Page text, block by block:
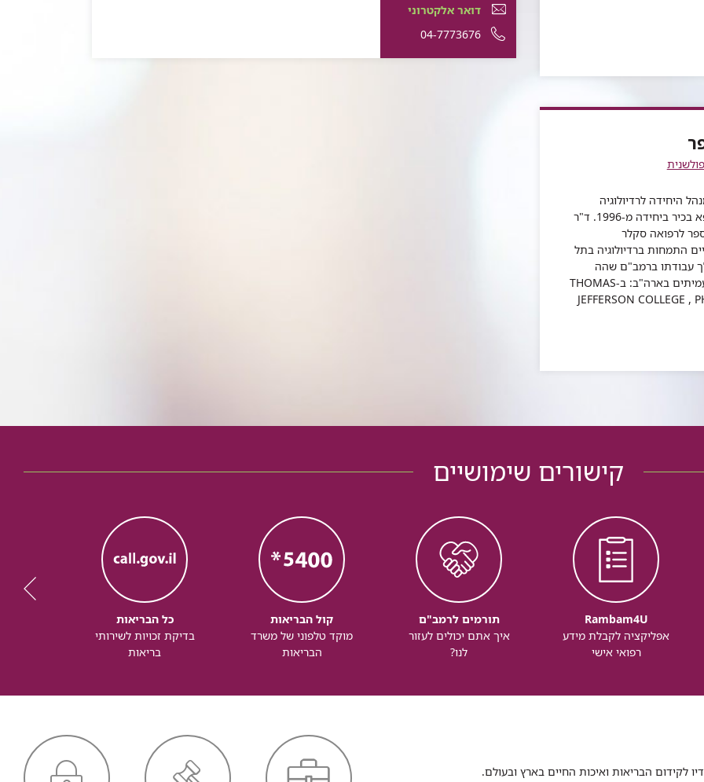
עבור
ד"ר
מקסים
ד"ר
מקסים
דואר
אלקטרוני
ד"ר
דואר אלקטרוניעבור
מקסים
מספר
טלפון
04-7773676עבור
ד"ר
היחידה לרדיולוגיה
פולשנית מ-2001 ורופא בכיר ביחידה מ-1996. ד"ר
לרפואה סקלר
התמחות ברדיולוגיה בתל
במהלך עבודתו ברמב"ם שהה
פעמיים בהשתלמות עמיתים בארה"ב: ב-THOMAS
JEFFERSON COLLEGE ,
קישורים שימושיים
Rambam4U
אפליקציה לקבלת מידע
רפואי אישי
תורמים לרמב"ם
איך אתם יכולים לעזור
לנו?
קול הבריאות
מוקד טלפוני של משרד
הבריאות
כל הבריאות
בדיקת זכויות לשירותי
בריאות
לקידום הבריאות ואיכות החיים בארץ ובעולם.